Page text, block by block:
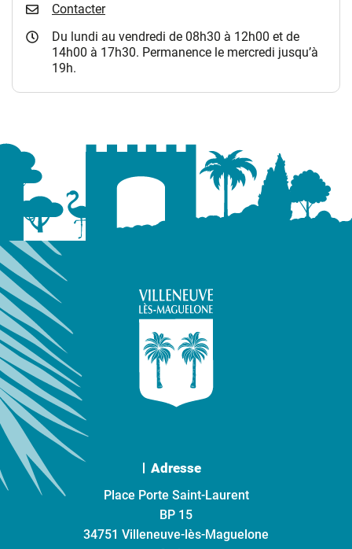
Contacter
Du lundi au vendredi de 08h30 à 12h00 et de
14h00 à 17h30. Permanence le mercredi jusqu’à
19h.
Adresse
Place Porte Saint-Laurent
BP 15
34751 Villeneuve-lès-Maguelone